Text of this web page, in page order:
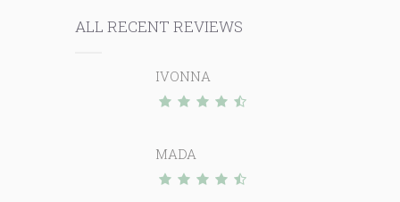
ALL RECENT REVIEWS
IVONNA
MADA